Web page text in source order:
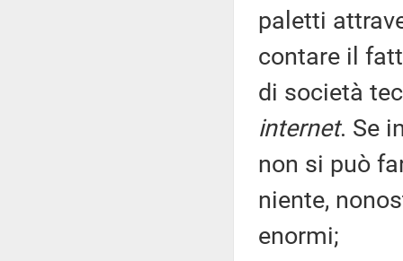
paletti
contare il
di società
internet. Se
non si può
niente,
enormi;